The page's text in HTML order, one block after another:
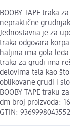
BOOBY TAPE traka
nepraktične
Jednostavna je za
traka odgovara
haljina ima gola leđa
traka za grudi ima
delovima tela kao
oblikovane grudi i
BOOBY TAPE traku
dm broj proizvoda:
GTIN: 9369998043552